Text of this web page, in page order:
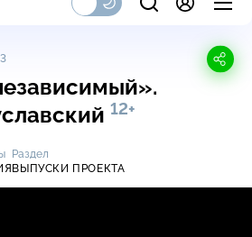
12+
Раздел
ВЫПУСКИ ПРОЕКТА